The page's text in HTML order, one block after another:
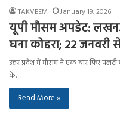
TAKVEEM January 19, 2026
यूपी मौसम अपडेट:
घना कोहरा; 22 जनवरी
उत्तर प्रदेश में मौसम ने एक बार फिर
के…
Read More »